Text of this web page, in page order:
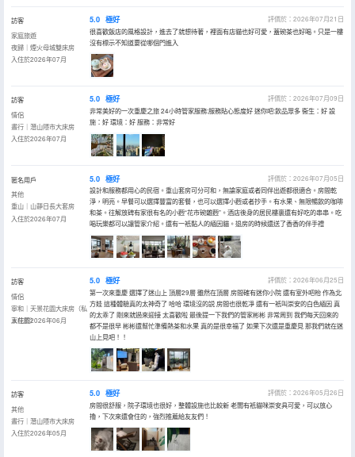
訪客
家庭旅遊
夜歸｜煙火母城雙床房
入住於2026年07月
5.0 極好
評價於：2026年07月21日
很喜歡飯店的風格設計，進去了就想待著，裡面有店貓也好可愛，蓋碗茶也好喝。只是一樓
沒有標示不知道要從哪個門進入
訪客
情侶
晝行｜潛山隱市大床房
入住於2026年07月
5.0 極好
評價於：2026年07月09日
非常美好的一次重慶之旅 24小時管家服務:服務貼心態度好 迷你吧:飲品眾多 衞生：好 設
施：好 環境：好 服務：非常好
匿名用戶
其他
重山｜山靜日長大套房
入住於2026年07月
5.0 極好
評價於：2026年07月05日
設計和服務都用心的民宿。重山套房可分可和，無論家庭或者同伴出遊都很適合。房間乾
淨，明亮。早餐可以選擇豐富的套餐，也可以選擇小麪或者抄手。有水果、無限暢飲的咖啡
和茶。往解放碑有家很有名的小麪“花市碗雜麪”。酒店後身的居民樓裏還有好吃的串串。吃
喝玩樂都可以讓管家介紹。還有一衹黏人的緬因貓。退房的時候還送了香香的伴手禮
訪客
情侶
寧和｜天景花園大床房（私
享花園）
入住於2026年06月
5.0 極好
評價於：2026年06月25日
第一次來重慶 選擇了迷山上 頂層29層 雖然在頂層 房間確有迷你小院 還有室外吧枱 作為北
方娃 這種體驗真的太神奇了 哈哈 環境沒的説 房間也很乾凈 還有一衹叫崇安的白色緬因 真
的太乖了 剛來就過來迎接 太喜歡啦 最後提一下我們的管家彬彬 非常周到 我們每天回來的
都不是很早 彬彬還幫忙準備熱茶和水果 真的是很幸福了 如果下次還是重慶見 那我們就在迷
山上見吧！！
訪客
其他
晝行｜潛山隱市大床房
入住於2026年05月
5.0 極好
評價於：2026年05月26日
房間很舒服，院子環境也很好，整體設施也比較新 老闆有衹貓咪崇安具可愛，可以放心
擼，下次來還會住的，強烈推薦給友友們！